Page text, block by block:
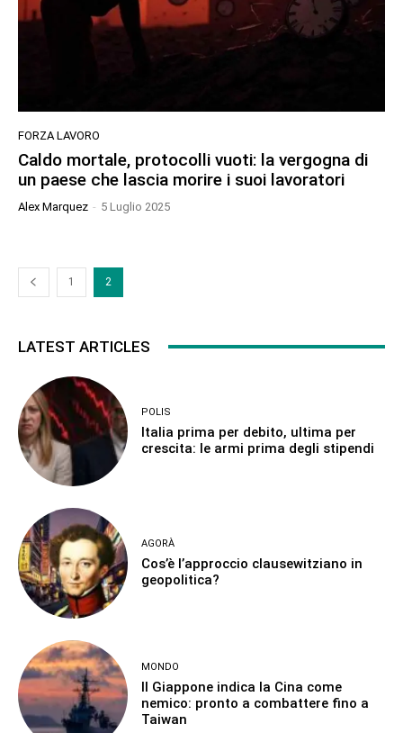
FORZA LAVORO
Caldo mortale, protocolli vuoti: la vergogna di
un paese che lascia morire i suoi lavoratori
Alex Marquez - 5 Luglio 2025
1 2
LATEST ARTICLES
POLIS
Italia prima per debito, ultima per
crescita: le armi prima degli stipendi
AGORÀ
Cos’è l’approccio clausewitziano in
geopolitica?
MONDO
Il Giappone indica la Cina come
nemico: pronto a combattere fino a
Taiwan